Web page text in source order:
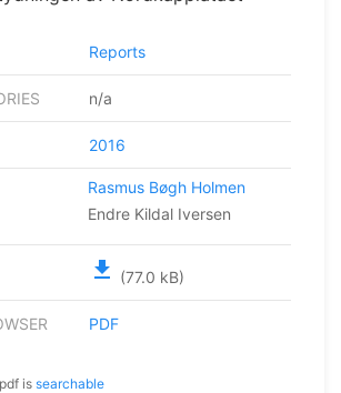
Reports
n/a
2016
Rasmus Bøgh Holmen
Endre Kildal Iversen
file_download (77.0 kB)
PDF
is searchable